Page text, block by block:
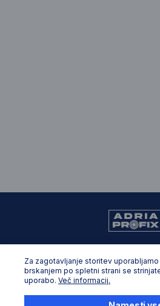
Za zagotavljanje storitev
brskanjem po spletni strani se
uporabo. Več informacij.
zadar.shop@adriaprofix.eu